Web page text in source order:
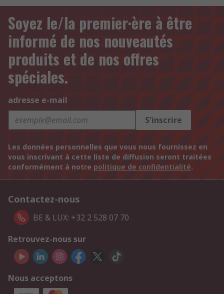
Soyez le/la premier·ère à être
informé de nos nouveautés
produits et de nos offres
spéciales.
adresse e-mail
S'inscrire
Les données personnelles que vous nous fournissez en
vous inscrivant à cette liste de diffusion seront traitées
conformément à notre politique de confidentialité.
Contactez-nous
BE & LUX: +32 2 528 07 70
Retrouvez-nous sur
Nous acceptons